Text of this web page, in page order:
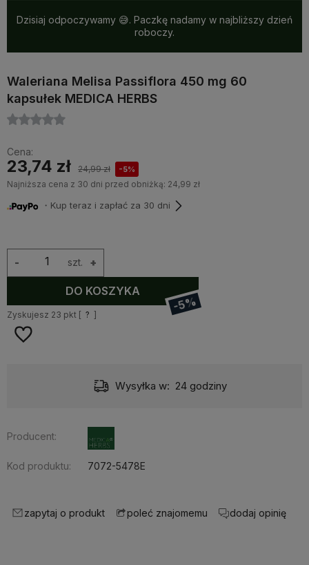
Dzisiaj odpoczywamy 😅. Paczkę nadamy w najbliższy dzień
roboczy.
Waleriana Melisa Passiflora 450 mg 60
kapsułek MEDICA HERBS
Cena:
23,74 zł 24,99 zł -5%
Najniższa cena z 30 dni przed obniżką: 24,99 zł
・Kup teraz i zapłać za 30 dni
szt. +
-
DO KOSZYKA
-5%
Zyskujesz 23 pkt [ ? ]
Wysyłka w: 24 godziny
Producent:
Kod produktu: 7072-5478E
zapytaj o produkt poleć znajomemu dodaj opinię